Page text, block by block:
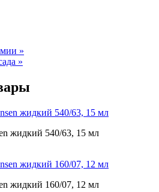
»
»
жидкий 540/63, 15 мл
жидкий 160/07, 12 мл